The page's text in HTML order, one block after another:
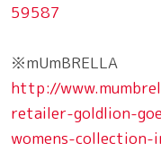
59587
※mUmBRELLA
http://
retailer-goldlion-
womens-collection-